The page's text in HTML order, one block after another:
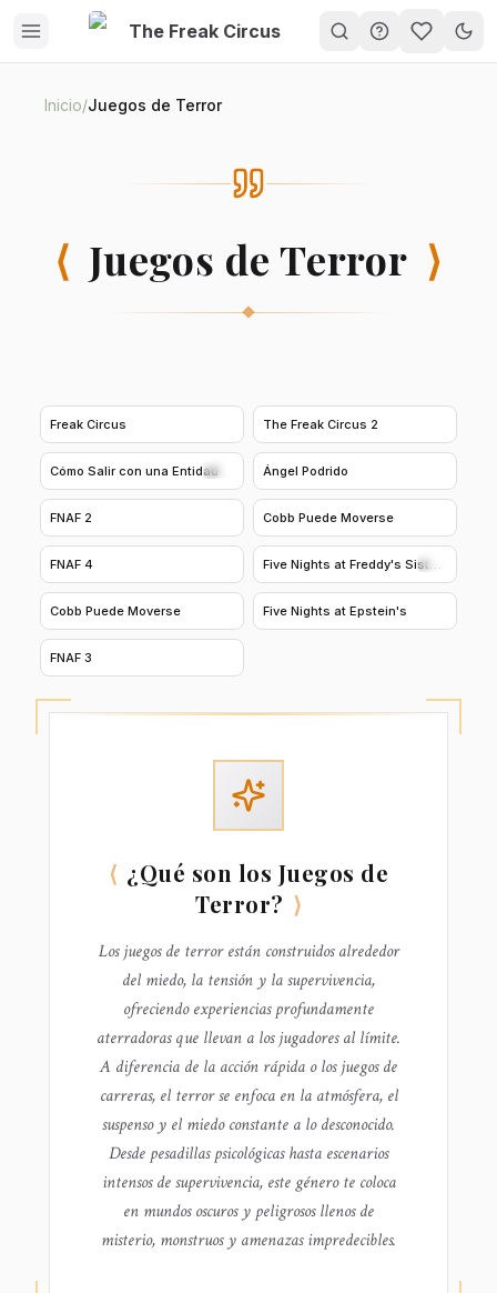
The Freak Circus
My
Inicio/Juegos de Terror
⟨ Juegos de Terror ⟩
Freak Circus The Freak Circus 2
Cómo Salir con una Entidad Ángel Podrido
FNAF 2 Cobb Puede Moverse
FNAF 4
Five Nights at Freddy's Sister
Location
Cobb Puede Moverse Five Nights at Epstein's
FNAF 3
⟨ ¿Qué son los Juegos de
Terror? ⟩
Los juegos de terror están construidos alrededor
del miedo, la tensión y la supervivencia,
ofreciendo experiencias profundamente
aterradoras que llevan a los jugadores al límite.
A diferencia de la acción rápida o los juegos de
carreras, el terror se enfoca en la atmósfera, el
suspenso y el miedo constante a lo desconocido.
Desde pesadillas psicológicas hasta escenarios
intensos de supervivencia, este género te coloca
en mundos oscuros y peligrosos llenos de
misterio, monstruos y amenazas impredecibles.